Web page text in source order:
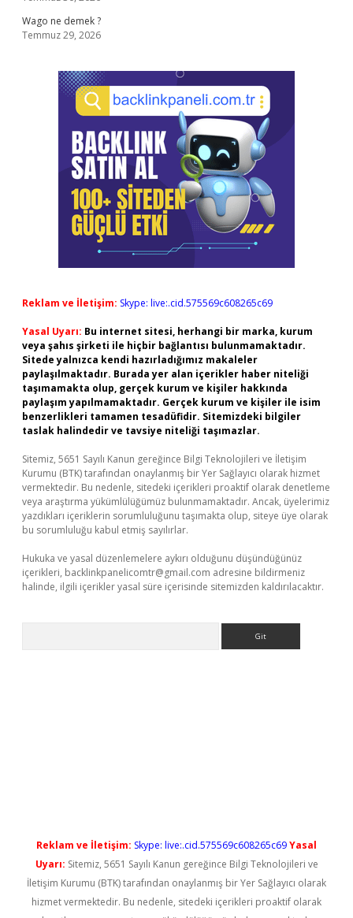
Wago ne demek ?
Temmuz 29, 2026
Reklam ve İletişim: Skype: live:.cid.575569c608265c69
Yasal Uyarı: Bu internet sitesi, herhangi bir marka, kurum
veya şahıs şirketi ile hiçbir bağlantısı bulunmamaktadır.
Sitede yalnızca kendi hazırladığımız makaleler
paylaşılmaktadır. Burada yer alan içerikler haber niteliği
taşımamakta olup, gerçek kurum ve kişiler hakkında
paylaşım yapılmamaktadır. Gerçek kurum ve kişiler ile isim
benzerlikleri tamamen tesadüfidir. Sitemizdeki bilgiler
taslak halindedir ve tavsiye niteliği taşımazlar.
Sitemiz, 5651 Sayılı Kanun gereğince Bilgi Teknolojileri ve İletişim
Kurumu (BTK) tarafından onaylanmış bir Yer Sağlayıcı olarak hizmet
vermektedir. Bu nedenle, sitedeki içerikleri proaktif olarak denetleme
veya araştırma yükümlülüğümüz bulunmamaktadır. Ancak, üyelerimiz
yazdıkları içeriklerin sorumluluğunu taşımakta olup, siteye üye olarak
bu sorumluluğu kabul etmiş sayılırlar.
Hukuka ve yasal düzenlemelere aykırı olduğunu düşündüğünüz
içerikleri, backlinkpanelicomtr@gmail.com adresine bildirmeniz
halinde, ilgili içerikler yasal süre içerisinde sitemizden kaldırılacaktır.
Reklam ve İletişim: Skype: live:.cid.575569c608265c69Yasal
Uyarı: Sitemiz, 5651 Sayılı Kanun gereğince Bilgi Teknolojileri ve
İletişim Kurumu (BTK) tarafından onaylanmış bir Yer Sağlayıcı olarak
hizmet vermektedir. Bu nedenle, sitedeki içerikleri proaktif olarak